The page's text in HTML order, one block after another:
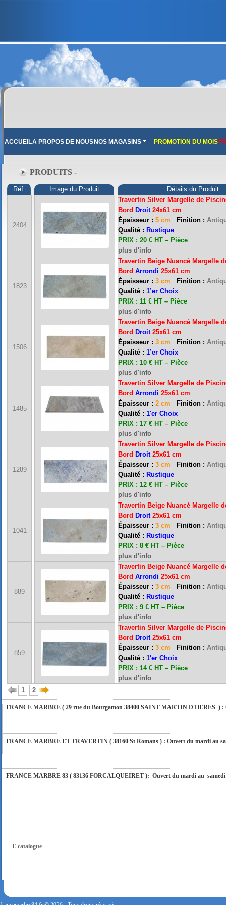
ACCUEILA PROPOS DE NOUS NOS MAGASINS PROMOTION DU MOIS
PRODUITS -
Réf. Image du Produit Détails du Produit
2404
Travertin Silver Margelle de
Bord Droit 24x61 cm
Épaisseur : 5 cm Finition :
Qualité : Rustique
PRIX : 20 € HT – Pièce
plus d'info
1823
Travertin Beige Nuancé Margelle
Bord Arrondi 25x61 cm
Épaisseur : 3 cm Finition :
Qualité : 1’er Choix
PRIX : 11 € HT – Pièce
plus d'info
1506
Travertin Beige Nuancé Margelle
Bord Droit25x61 cm
Épaisseur : 3 cm Finition :
Qualité : 1’er Choix
PRIX : 10 € HT – Pièce
plus d'info
1485
Travertin Silver Margelle de
Bord Arrondi 25x61 cm
Épaisseur : 2 cm Finition :
Qualité : 1'er Choix
PRIX : 17 € HT – Pièce
plus d'info
1289
Travertin Silver Margelle de
Bord Droit 25x61 cm
Épaisseur : 3 cm Finition :
Qualité : Rustique
PRIX : 12 € HT – Pièce
plus d'info
1041
Travertin Beige Nuancé Margelle
Bord Droit25x61 cm
Épaisseur : 3 cm Finition :
Qualité : Rustique
PRIX : 8 € HT – Pièce
plus d'info
889
Travertin Beige Nuancé Margelle
Bord Arrondi 25x61 cm
Épaisseur : 3 cm Finition :
Qualité : Rustique
PRIX : 9 € HT – Pièce
plus d'info
859
Travertin Silver Margelle de
Bord Droit 25x61 cm
Épaisseur : 3 cm Finition :
Qualité : 1'er Choix
PRIX : 14 € HT – Pièce
plus d'info
1
2
FRANCE MARBRE 13 ( 13680 LANCON PROVENCE ): Ouvert du mardi au
FRANCE MARBRE 84 ( 84600 VALREAS ): Ouvert du mardi au samedi inclus de
vous répondrons dans les meilleurs délais. Nous aurons le plaisir de vous
FRANCE MARBRE ( 29 rue du Bourgamon 38400 SAINT MARTIN D'HERES ) :
FRANCE MARBRE ET TRAVERTIN ( 38160 St Romans ) : Ouvert du mardi au
FRANCE MARBRE 83 ( 83136 FORCALQUEIRET ): Ouvert du mardi au samedi
FRANCE MARBRE 84 ( 84600 VALREAS ): Ouvert du mardi au samedi inclus de
E catalogue